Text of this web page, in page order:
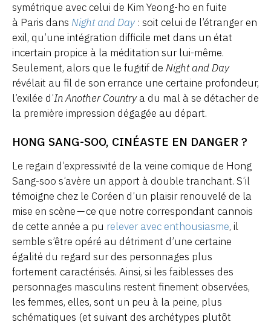
symétrique avec celui de Kim Yeong-ho en fuite
à Paris dans Night and Day: soit celui de l’étranger en
exil, qu’une intégration difficile met dans un état
incertain propice à la méditation sur lui-même.
Seulement, alors que le fugitif de Night and Day
révélait au fil de son errance une certaine profondeur,
l’exilée d’In Another Countrya du mal à se détacher de
la première impression dégagée au départ.
HONG SANG-SOO, CINÉASTE EN DANGER ?
Le regain d’expressivité de la veine comique de Hong
Sang-soo s’avère un apport à double tranchant. S’il
témoigne chez le Coréen d’un plaisir renouvelé de la
mise en scène — ce que notre correspondant cannois
de cette année a pu relever avec enthousiasme, il
semble s’être opéré au détriment d’une certaine
égalité du regard sur des personnages plus
fortement caractérisés. Ainsi, si les faiblesses des
personnages masculins restent finement observées,
les femmes, elles, sont un peu à la peine, plus
schématiques (et suivant des archétypes plutôt